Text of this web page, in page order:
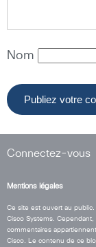
Nom
Connectez-vous
Mentions légales
Ce site est ouvert au
Cisco Systems.
commentaires
Cisco. Le contenu de ce